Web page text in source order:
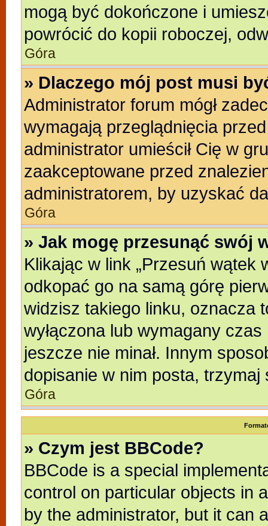
mogą być dokończone i
powrócić do kopii roboczej,
Góra
» Dlaczego mój post musi
Administrator forum mógł
wymagają przeglądnięcia
administrator umieścił Cię w
zaakceptowane przed
administratorem, by uzyskać
Góra
» Jak mogę przesunąć swój
Klikając w link „Przesuń wątek
odkopać go na samą górę
widzisz takiego linku, oznacza
wyłączona lub wymagany
jeszcze nie minał. Innym
dopisanie w nim posta,
Góra
» Czym jest BBCode?
BBCode is a special
control on particular objects in
by the administrator, but it can